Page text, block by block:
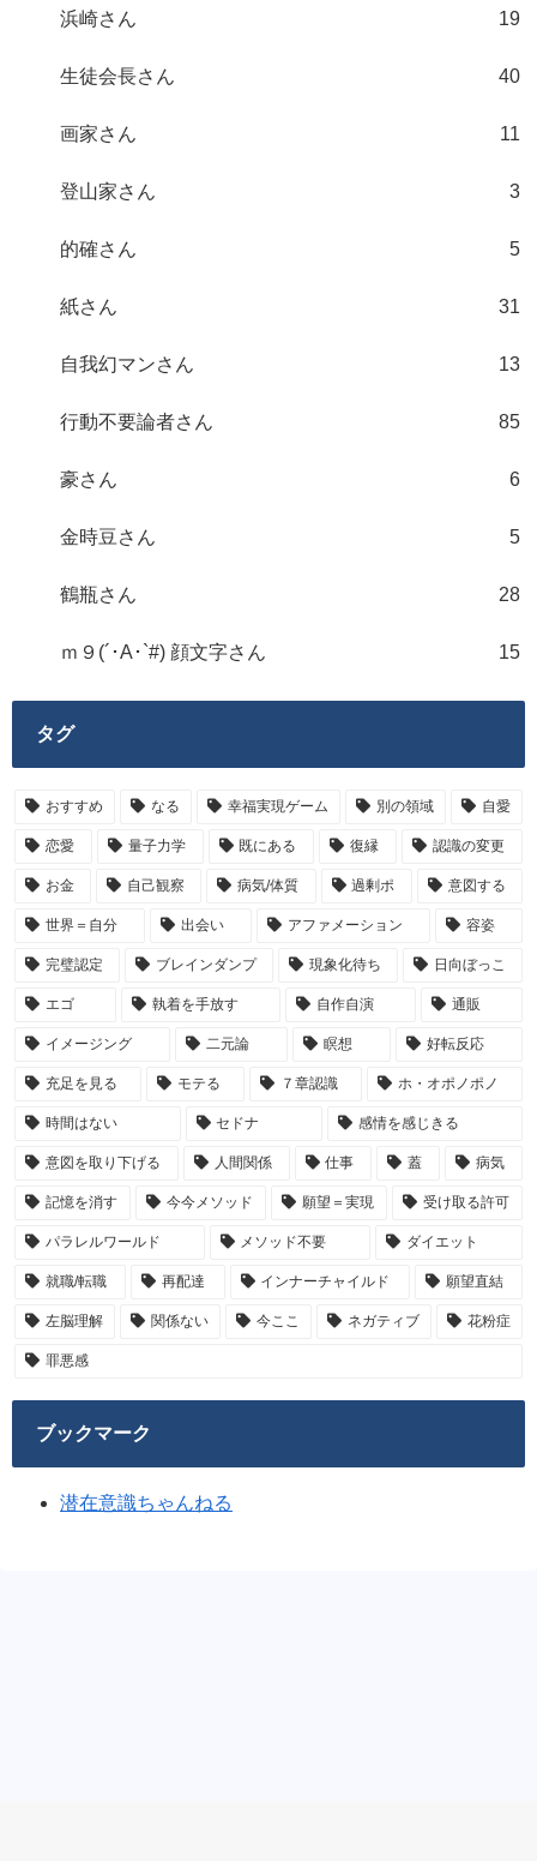
浜崎さん 19
生徒会長さん 40
画家さん 11
登山家さん 3
的確さん 5
紙さん 31
自我幻マンさん 13
行動不要論者さん 85
豪さん 6
金時豆さん 5
鶴瓶さん 28
ｍ９(´･A･`#) 顔文字さん 15
タグ
おすすめ なる 幸福実現ゲーム 別の領域 自愛
恋愛 量子力学 既にある 復縁 認識の変更
お金 自己観察 病気/体質 過剰ポ 意図する
世界＝自分 出会い アファメーション 容姿
完璧認定 ブレインダンプ 現象化待ち 日向ぼっこ
エゴ 執着を手放す 自作自演 通販
イメージング 二元論 瞑想 好転反応
充足を見る モテる ７章認識 ホ・オポノポノ
時間はない セドナ 感情を感じきる
意図を取り下げる 人間関係 仕事 蓋 病気
記憶を消す 今今メソッド 願望＝実現 受け取る許可
パラレルワールド メソッド不要 ダイエット
就職/転職 再配達 インナーチャイルド 願望直結
左脳理解 関係ない 今ここ ネガティブ 花粉症
罪悪感
ブックマーク
潜在意識ちゃんねる